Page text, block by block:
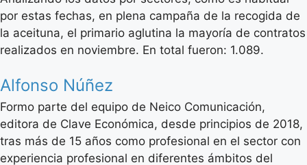
por estas fechas, en plena campaña de la recogida de
la aceituna, el primario aglutina la mayoría de contratos
realizados en noviembre. En total fueron: 1.089.
Alfonso Núñez
Formo parte del equipo de Neico Comunicación,
editora de Clave Económica, desde principios de 2018,
tras más de 15 años como profesional en el sector con
experiencia profesional en diferentes ámbitos del